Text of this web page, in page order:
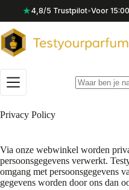
inhoud
★4,8/5 Trustpilot•Voor
Privacy Policy
Via onze webwinkel worden
persoonsgegevens verwerkt.
omgang met persoonsgegevens
gegevens worden door ons dan